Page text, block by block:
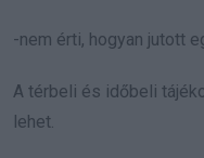
-nem érti, hogyan jutott
A térbeli és időbeli
lehet.